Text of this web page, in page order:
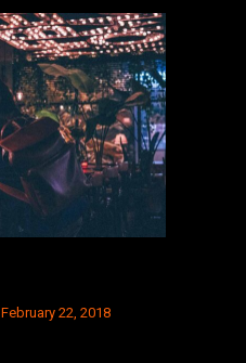
February 22, 2018